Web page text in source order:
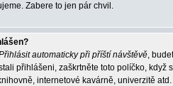
Zabere to jen pár chvil.
automaticky při příští návštěvě,
přihlášeni, zaškrtněte toto políčko,
internetové kavárně, univerzitě atd.